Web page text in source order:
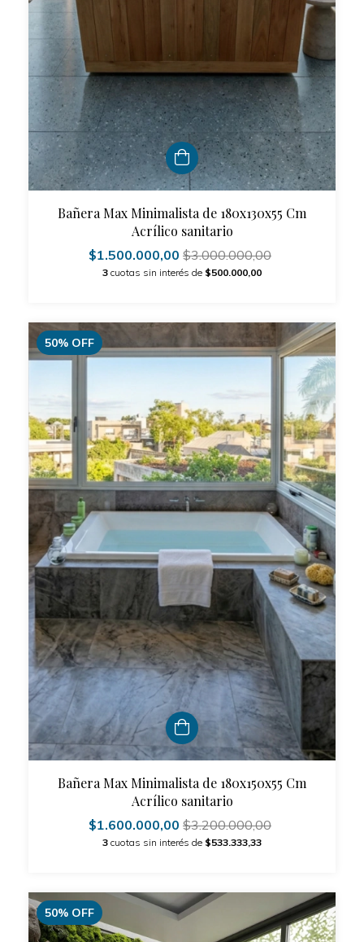
Bañera Max Minimalista de 180x130x55 Cm
Acrílico sanitario
$1.500.000,00 $3.000.000,00
3 cuotas sin interés de $500.000,00
50% OFF
Bañera Max Minimalista de 180x150x55 Cm
Acrílico sanitario
$1.600.000,00 $3.200.000,00
3 cuotas sin interés de $533.333,33
50% OFF